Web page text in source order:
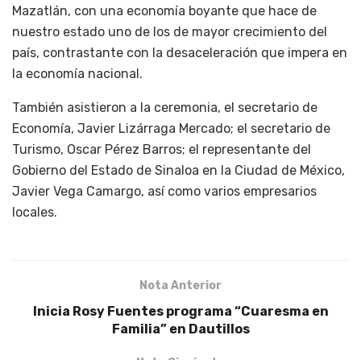
Mazatlán, con una economía boyante que hace de
nuestro estado uno de los de mayor crecimiento del
país, contrastante con la desaceleración que impera en
la economía nacional.
También asistieron a la ceremonia, el secretario de
Economía, Javier Lizárraga Mercado; el secretario de
Turismo, Oscar Pérez Barros; el representante del
Gobierno del Estado de Sinaloa en la Ciudad de México,
Javier Vega Camargo, así como varios empresarios
locales.
Nota Anterior
Inicia Rosy Fuentes programa “Cuaresma en
Familia” en Dautillos